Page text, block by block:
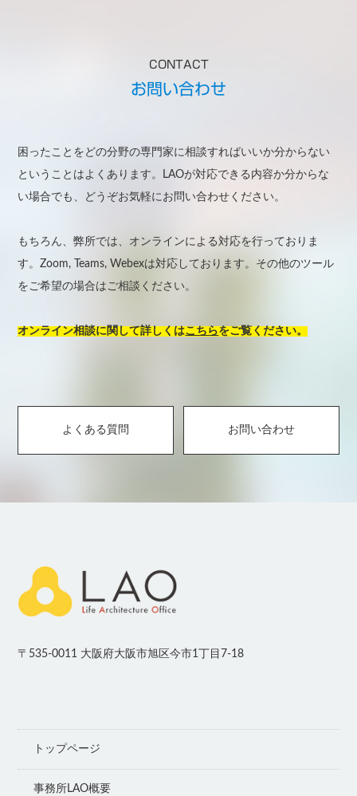
CONTACT
お問い合わせ
困ったことをどの分野の専門家に相談すればいいか分からない
ということはよくあります。LAOが対応できる内容か分からな
い場合でも、どうぞお気軽にお問い合わせください。
もちろん、弊所では、オンラインによる対応を行っておりま
す。Zoom, Teams, Webexは対応しております。その他のツール
をご希望の場合はご相談ください。
オンライン相談に関して詳しくはこちらをご覧ください。
よくある質問 お問い合わせ
〒535-0011 大阪府大阪市旭区今市1丁目7-18
トップページ
事務所LAO概要